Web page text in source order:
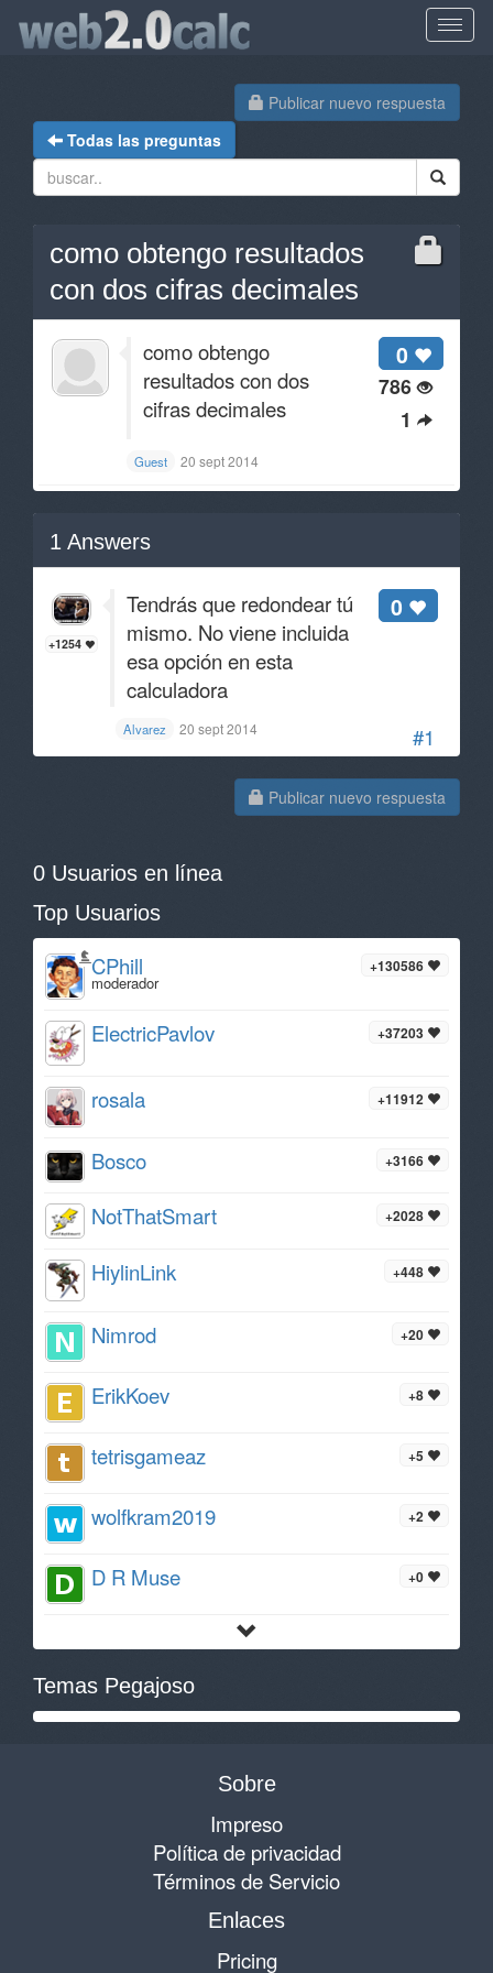
Publicar nuevo respuesta
Todas las preguntas
como obtengo resultados
con dos cifras decimales
0
786
1
como obtengo
resultados con dos
cifras decimales
Guest 20 sept 2014
1 Answers
#1
+1254
0
Tendrás que redondear tú
mismo. No viene incluida
esa opción en esta
calculadora
Alvarez 20 sept 2014
Publicar nuevo respuesta
0 Usuarios en línea
Top Usuarios
+130586
CPhill
moderador
+37203
ElectricPavlov
+11912
rosala
+3166
Bosco
+2028
NotThatSmart
+448
HiylinLink
+20
Nimrod
+8
ErikKoev
+5
tetrisgameaz
+2
wolfkram2019
+0
D R Muse
Temas Pegajoso
Sobre
Impreso
Política de privacidad
Términos de Servicio
Enlaces
Pricing